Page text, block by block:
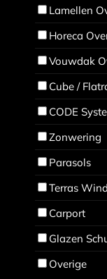
Lamellen
Horeca
Vouwdak
Cube /
CODE
Zonwering
Parasols
Terras
Carport
Glazen
Overige